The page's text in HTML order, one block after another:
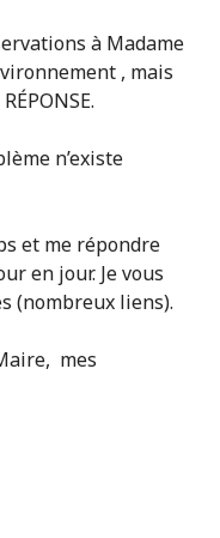
à Madame
, mais
n’existe
et me répondre
en jour. Je vous
(nombreux liens).
mes